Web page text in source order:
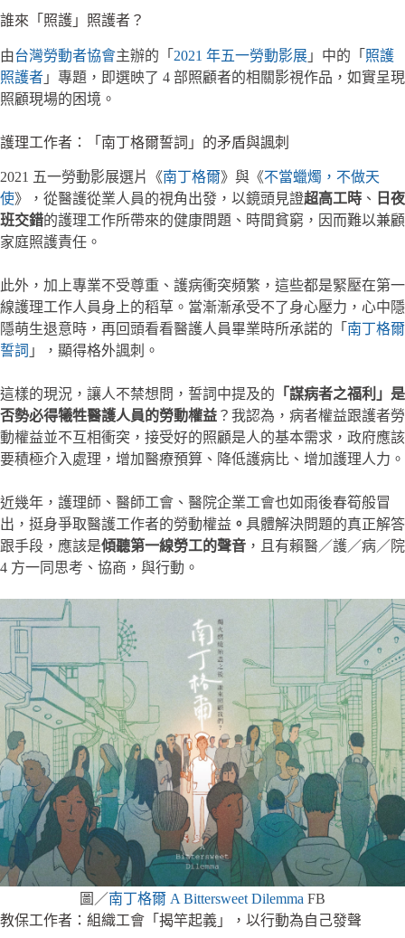
誰來「照護」照護者？
由台灣勞動者協會主辦的「 2021 年五一勞動影展 」中的「 照護
照護者 」專題，即選映了 4 部照顧者的相關影視作品，如實呈現
照顧現場的困境。
護理工作者：「南丁格爾誓詞」的矛盾與諷刺
2021 五一勞動影展選片《南丁格爾》與《不當蠟燭，不做天
使》，從醫護從業人員的視角出發，以鏡頭見證超高工時 、 日夜
班交錯的護理工作所帶來的健康問題、時間貧窮，因而難以兼顧
家庭照護責任。
此外，加上專業不受尊重、護病衝突頻繁，這些都是緊壓在第一
線護理工作人員身上的稻草。當漸漸承受不了身心壓力，心中隱
隱萌生退意時，再回頭看看醫護人員畢業時所承諾的「 南丁格爾
誓詞 」，顯得格外諷刺。
這樣的現況，讓人不禁想問，誓詞中提及的 「謀病者之福利」是
否勢必得犧牲醫護人員的勞動權益 ？我認為，病者權益跟護者勞
動權益並不互相衝突，接受好的照顧是人的基本需求，政府應該
要積極介入處理，增加醫療預算、降低護病比、增加護理人力。
近幾年，護理師、醫師工會、醫院企業工會也如雨後春筍般冒
出，挺身爭取醫護工作者的勞動權益 。 具體解決問題的真正解答
跟手段，應該是傾聽第一線勞工的聲音 ，且有賴醫／護／病／院
4 方一同思考、協商，與行動。
圖／南丁格爾 A Bittersweet Dilemma FB
教保工作者：組織工會「揭竿起義」，以行動為自己發聲